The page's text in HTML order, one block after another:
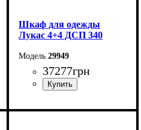
Шкаф для одежды
Лукас 4+4 ДСП 340
29949
37277грн
Ширина: 340 см